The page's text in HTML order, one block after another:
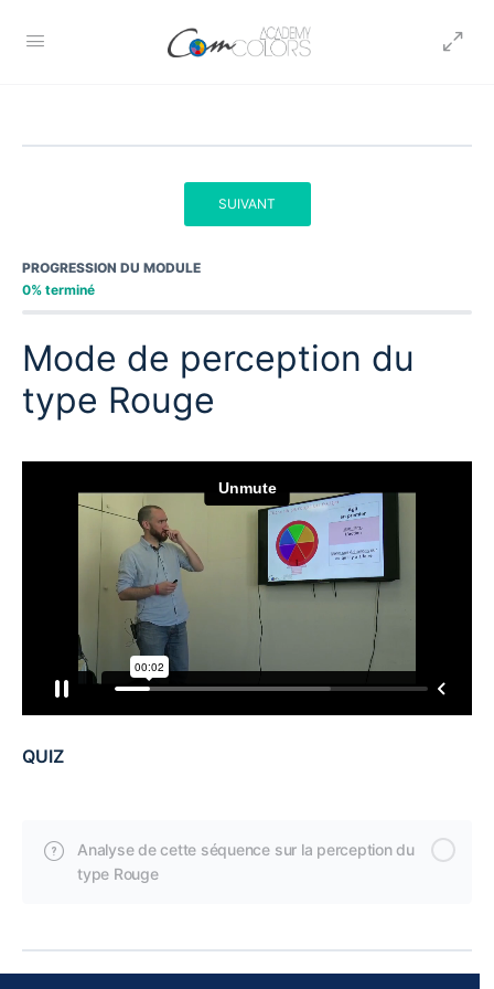
PROGRESSION DU MODULE
0% terminé
SUIVANT
Mode de perception du
type Rouge
QUIZ
Analyse de cette séquence sur la perception du
type Rouge